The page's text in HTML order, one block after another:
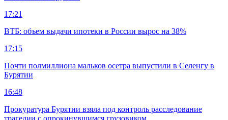
17:21
ВТБ: объем выдачи ипотеки в России вырос на 38%
17:15
Почти полмиллиона мальков осетра выпустили в Селенгу в
Бурятии
16:48
Прокуратура Бурятии взяла под контроль расследование
трагедии с опрокинувшимся грузовиком